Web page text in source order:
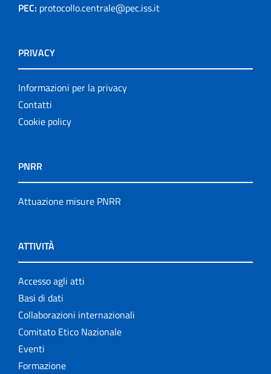
PEC: protocollo.centrale@pec.iss.it
PRIVACY
Informazioni per la privacy
Contatti
Cookie policy
PNRR
Attuazione misure PNRR
ATTIVITÀ
Accesso agli atti
Basi di dati
Collaborazioni internazionali
Comitato Etico Nazionale
Eventi
Formazione